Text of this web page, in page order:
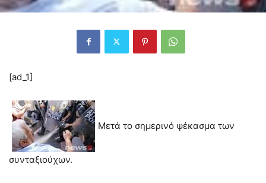
[ad_1]
Μετά το σημερινό ψέκασμα των
συνταξιούχων.